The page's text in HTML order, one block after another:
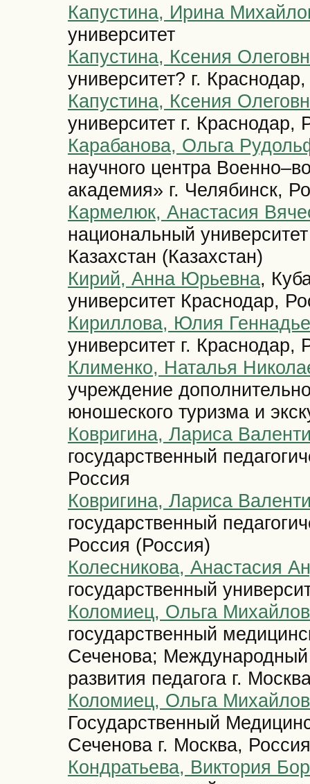
Капустина, Ирина
университет
Капустина, Ксения
университет? г.
Капустина, Ксения
университет г. Краснодар,
Карабанова, Ольга
научного центра
академия» г. Челябинск,
Кармелюк, Анастасия
национальный
Казахстан (Казахстан)
Кирий, Анна Юрьевна,
университет Краснодар,
Кириллова, Юлия
университет г. Краснодар,
Клименко, Наталья
учреждение
юношеского туризма и
Ковригина, Лариса
государственный
Россия
Ковригина, Лариса
государственный
Россия (Россия)
Колесникова, Анастасия
государственный
Коломиец, Ольга
государственный
Сеченова; Международный
развития педагога г.
Коломиец, Ольга
Государственный
Сеченова г. Москва,
Кондратьева, Виктория